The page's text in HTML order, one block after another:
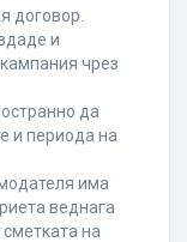
договор.
и
чрез
да
и периода на
има
веднага
на